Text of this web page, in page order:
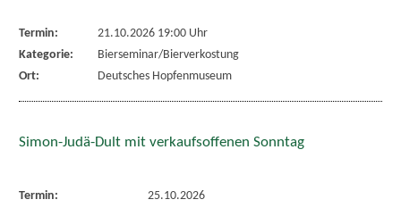
Termin:
21.10.2026 19:00 Uhr
Kategorie:
Bierseminar/Bierverkostung
Ort:
Deutsches Hopfenmuseum
Simon-Judä-Dult mit verkaufsoffenen Sonntag
Termin:
25.10.2026